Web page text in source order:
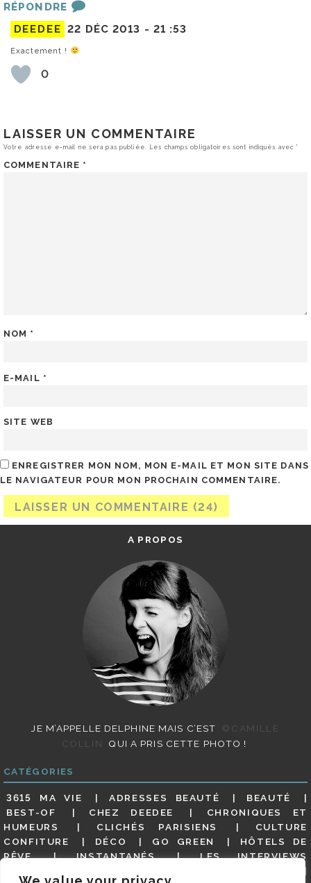
RÉPONDRE
DEEDEE 22 DÉC 2013 - 21 :53
Exactement !
0
LAISSER UN COMMENTAIRE
Votre adresse e-mail ne sera pas publiée. Les champs obligatoires sont indiqués avec*
COMMENTAIRE *
NOM *
E-MAIL *
SITE WEB
ENREGISTRER MON NOM, MON E-MAIL ET MON SITE DANS
LE NAVIGATEUR POUR MON PROCHAIN COMMENTAIRE.
A PROPOS
JE M’APPELLE DELPHINE MAIS C’EST
©CAMILLE
COLLIN
QUI A PRIS CETTE PHOTO !
CATÉGORIES
3615 MA VIE ADRESSES BEAUTÉ
BEAUTÉ
BEST-OF
CHEZ DEEDEE
CHRONIQUES ET
HUMEURS
CLICHÉS PARISIENS
CULTURE
CONFITURE
DÉCO GO GREEN
HÔTELS DE
RÊVE
INSTANTANÉS
LES INTERVIEWS